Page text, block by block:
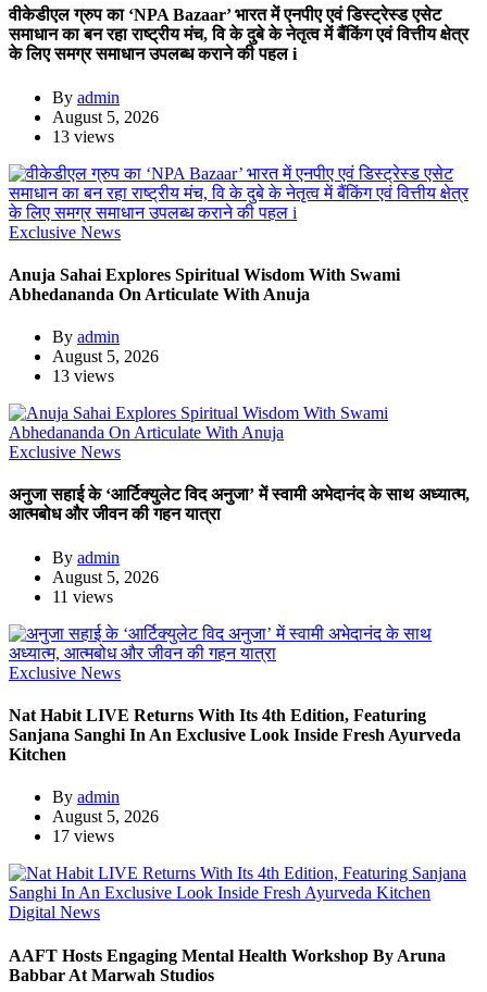
वीकेडीएल ग्रुप का ‘NPA Bazaar’ भारत में एनपीए एवं डिस्ट्रेस्ड एसेट
समाधान का बन रहा राष्ट्रीय मंच, वि के दुबे के नेतृत्व में बैंकिंग एवं वित्तीय क्षेत्र
के लिए समग्र समाधान उपलब्ध कराने की पहल i
By admin
August 5, 2026
13 views
Exclusive News
Anuja Sahai Explores Spiritual Wisdom With Swami
Abhedananda On Articulate With Anuja
By admin
August 5, 2026
13 views
Exclusive News
अनुजा सहाई के ‘आर्टिक्युलेट विद अनुजा’ में स्वामी अभेदानंद के साथ अध्यात्म,
आत्मबोध और जीवन की गहन यात्रा
By admin
August 5, 2026
11 views
Exclusive News
Nat Habit LIVE Returns With Its 4th Edition, Featuring
Sanjana Sanghi In An Exclusive Look Inside Fresh Ayurveda
Kitchen
By admin
August 5, 2026
17 views
Digital News
AAFT Hosts Engaging Mental Health Workshop By Aruna
Babbar At Marwah Studios